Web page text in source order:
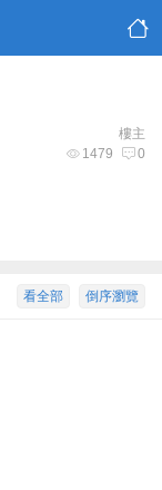
樓主
1479 0
倒序瀏覽
看全部